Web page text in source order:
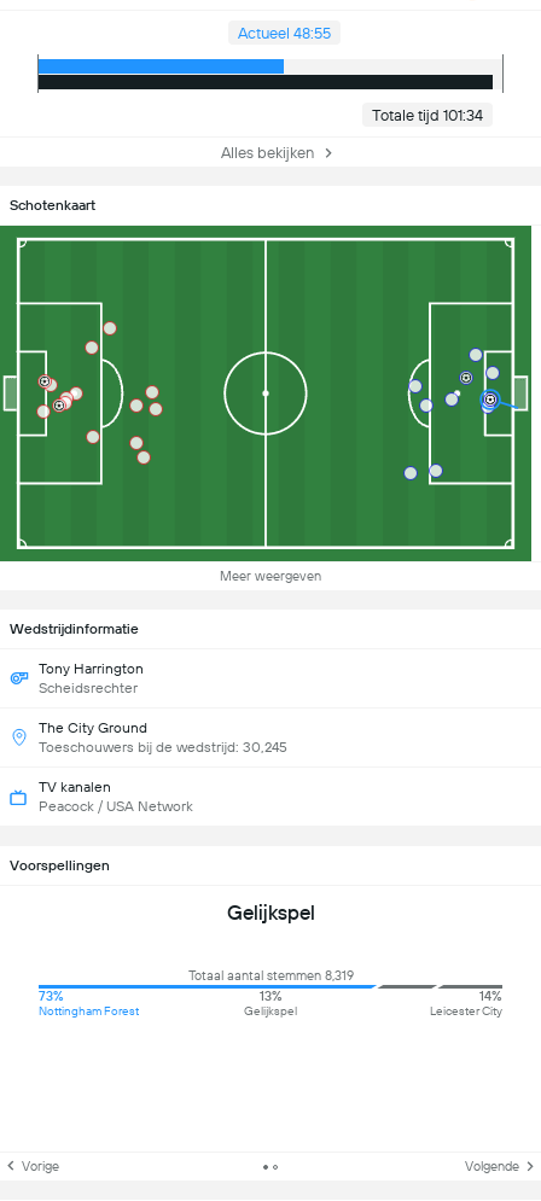
Actueel 48:55
Totale tijd 101:34
Alles bekijken
Schotenkaart
Meer weergeven
Wedstrijdinformatie
Tony Harrington
Scheidsrechter
The City Ground
Toeschouwers bij de wedstrijd: 30,245
TV kanalen
Peacock / USA Network
Voorspellingen
Gelijkspel
Totaal aantal stemmen 8,319
73%
Nottingham Forest
13%
Gelijkspel
14%
Leicester City
Vorige Volgende